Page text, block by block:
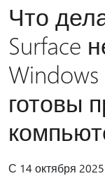
Что
Surface
готовы
С 14 октября